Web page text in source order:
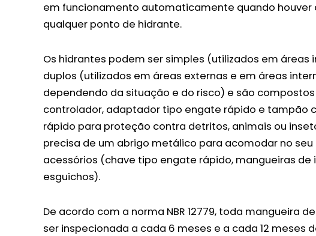
em funcionamento automaticamente quando houver
qualquer ponto de hidrante.
Os hidrantes podem ser simples (utilizados em áreas
duplos (utilizados em áreas externas e em áreas
dependendo da situação e do risco) e são
controlador, adaptador tipo engate rápido e tampão
rápido para proteção contra detritos, animais ou
precisa de um abrigo metálico para acomodar no seu
acessórios (chave tipo engate rápido, mangueiras de
esguichos).
De acordo com a norma NBR 12779, toda mangueira
ser inspecionada a cada 6 meses e a cada 12 meses